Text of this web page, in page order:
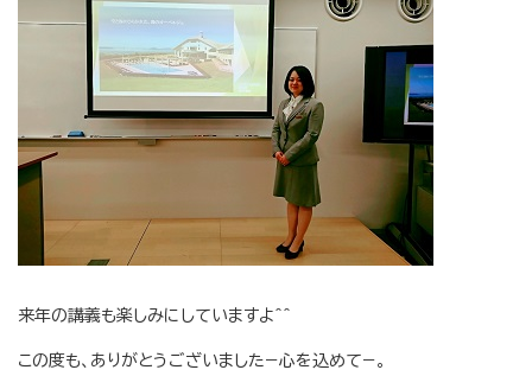
来年の講義も楽しみにしていますよ＾＾
この度も、ありがとうございました−心を込めて−。